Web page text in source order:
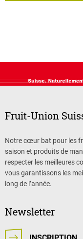
Fruit-Union
Notre cœur bat pour les
saison et produits de
respecter les meilleures
vous garantissons les
long de l’année.
Newsletter